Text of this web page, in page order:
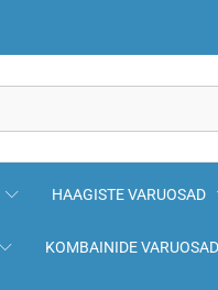
HAAGISTE VARUOSAD
KOMBAINIDE VARUOSAD